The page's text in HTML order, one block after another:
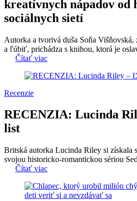
kreatívnych nápadov od
sociálnych sietí
Autorka a tvorivá duša Soňa
a ľúbiť, prichádza s knihou, ktorá je
Čítať viac
Recenzie
RECENZIA: Lucinda
list
Britská autorka Lucinda Riley si získala
svojou historicko-romantickou sériou
Čítať viac